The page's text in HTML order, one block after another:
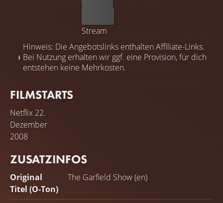
Stream
Hinweis: Die Angebotslinks enthalten Affiliate-Links.
Bei Nutzung erhalten wir ggf. eine Provision, für dich
entstehen keine Mehrkosten.
FILMSTARTS
Netflix 22.
Dezember
2008
ZUSATZINFOS
Original
Titel (O-Ton)
The Garfield Show (en)